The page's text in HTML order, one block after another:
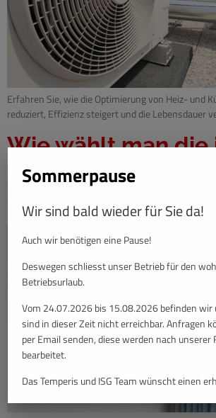
Erfahren Sie, wie die Optimierung von Heiz- und
reduziert, Effizienz steigert und die Lebensdauer
Wie wählt man die
Klimaanlage für
oder Haus im Jahr
Sommerpause
Wir sind bald wieder für Sie da!
Auch wir benötigen eine Pause!
Deswegen schliesst unser Betrieb für den
Betriebsurlaub.
Vom 24.07.2026 bis 15.08.2026 befinden wir
sind in dieser Zeit nicht erreichbar. Anfragen
per Email senden, diese werden nach unserer
bearbeitet.
Das Temperis und ISG Team wünscht einen